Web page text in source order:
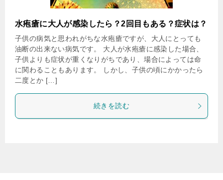
水疱瘡に大人が感染したら？2回目もある？症状は？
子供の病気と思われがちな水疱瘡ですが、大人にとっても
油断の出来ない病気です。 大人が水疱瘡に感染した場合、
子供よりも症状が重くなりがちであり、場合によっては命
に関わることもあります。 しかし、子供の頃にかかったら
二度とか […]
続きを読む